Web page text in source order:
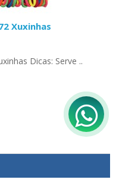
Xuxinhas
Dicas: Serve ..